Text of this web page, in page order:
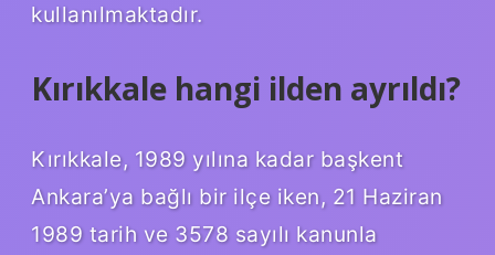
kullanılmaktadır.
Kırıkkale hangi ilden ayrıldı?
Kırıkkale, 1989 yılına kadar başkent
Ankara’ya bağlı bir ilçe iken, 21 Haziran
1989 tarih ve 3578 sayılı kanunla